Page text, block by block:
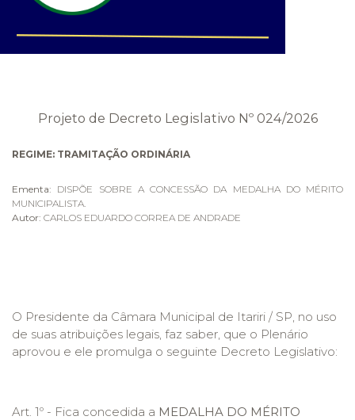
Projeto de Decreto Legislativo Nº 024/2026
REGIME: TRAMITAÇÃO ORDINÁRIA
Ementa: DISPÕE SOBRE A CONCESSÃO DA MEDALHA DO MÉRITO
MUNICIPALISTA.
Autor: CARLOS EDUARDO CORREA DE ANDRADE
O Presidente da Câmara Municipal de Itariri / SP, no uso
de suas atribuições legais, faz saber, que o Plenário
aprovou e ele promulga o seguinte Decreto Legislativo:
Art. 1º - Fica concedida a MEDALHA DO MÉRITO